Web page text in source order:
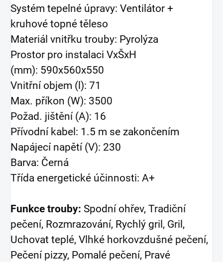
Systém tepelné úpravy: Ventilátor +
kruhové topné těleso
Materiál vnitřku trouby: Pyrolýza
Prostor pro instalaci VxŠxH
(mm): 590x560x550
Vnitřní objem (l): 71
Max. příkon (W): 3500
Požad. jištění (A): 16
Přívodní kabel: 1.5 m se zakončením
Napájecí napětí (V): 230
Barva: Černá
Třída energetické účinnosti: A+
Funkce trouby: Spodní ohřev, Tradiční
pečení, Rozmrazování, Rychlý gril, Gril,
Uchovat teplé, Vlhké horkovzdušné pečení,
Pečení pizzy, Pomalé pečení, Pravé